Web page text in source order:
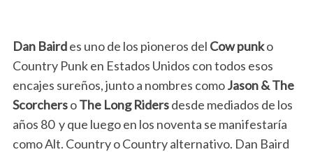
Dan Bairdes uno de los pioneros del Cow punko
Country Punk en Estados Unidos con todos esos
encajes sureños, junto a nombres comoJason & The
ScorchersoThe Long Ridersdesde mediados de los
años 80 y que luego en los noventa se manifestaría
como Alt. Country o Country alternativo. Dan Baird